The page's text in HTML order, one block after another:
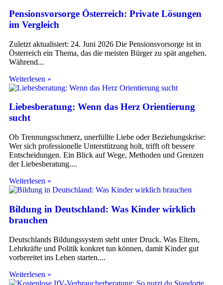
Pensionsvorsorge Österreich: Private Lösungen
im Vergleich
Zuletzt aktualisiert: 24. Juni 2026 Die Pensionsvorsorge ist in
Österreich ein Thema, das die meisten Bürger zu spät angehen.
Während
Weiterlesen »
Liebesberatung: Wenn das Herz Orientierung
sucht
Ob Trennungsschmerz, unerfüllte Liebe oder Beziehungskrise:
Wer sich professionelle Unterstützung holt, trifft oft bessere
Entscheidungen. Ein Blick auf Wege, Methoden und Grenzen
der Liebesberatung.
Weiterlesen »
Bildung in Deutschland: Was Kinder wirklich
brauchen
Deutschlands Bildungssystem steht unter Druck. Was Eltern,
Lehrkräfte und Politik konkret tun können, damit Kinder gut
vorbereitet ins Leben starten.
Weiterlesen »